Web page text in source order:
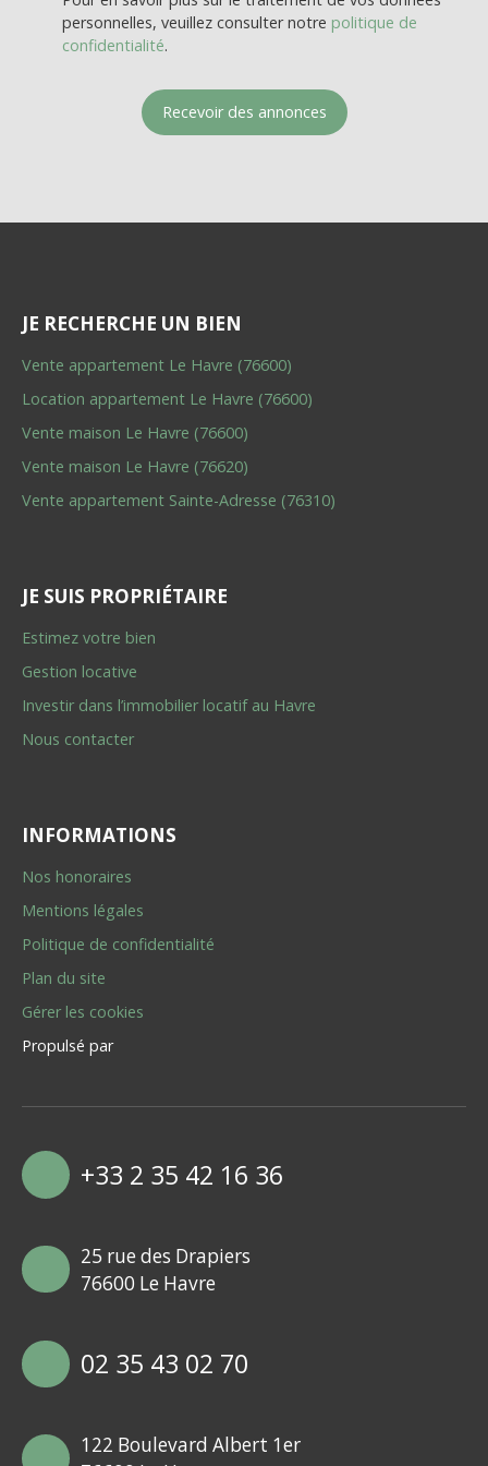
personnelles, veuillez consulter notre politique de
confidentialité.
Recevoir des annonces
JE RECHERCHE UN BIEN
Vente appartement Le Havre (76600)
Location appartement Le Havre (76600)
Vente maison Le Havre (76600)
Vente maison Le Havre (76620)
Vente appartement Sainte-Adresse (76310)
JE SUIS PROPRIÉTAIRE
Estimez votre bien
Gestion locative
Investir dans l’immobilier locatif au Havre
Nous contacter
INFORMATIONS
Nos honoraires
Mentions légales
Politique de confidentialité
Plan du site
Gérer les cookies
Propulsé par
+33 2 35 42 16 36
25 rue des Drapiers
76600 Le Havre
02 35 43 02 70
122 Boulevard Albert 1er